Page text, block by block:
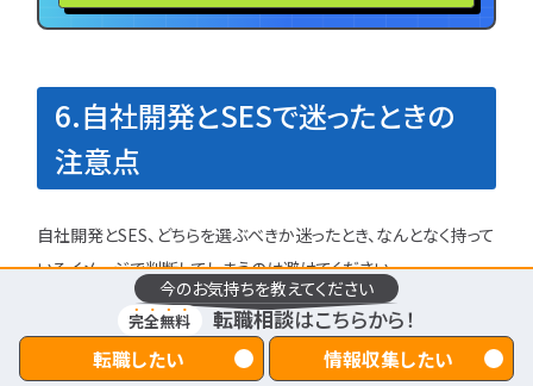
今のお気持ちを教えてください
完全無料 転職相談はこちらから！
転職したい 情報収集したい
6.自社開発とSESで迷ったときの
注意点
自社開発とSES、どちらを選ぶべきか迷ったとき、なんとなく持って
いるイメージで判断してしまうのは避けてください。
イメージに惑わされず
後悔しない選択をするためには、以下の3
つが重要です。